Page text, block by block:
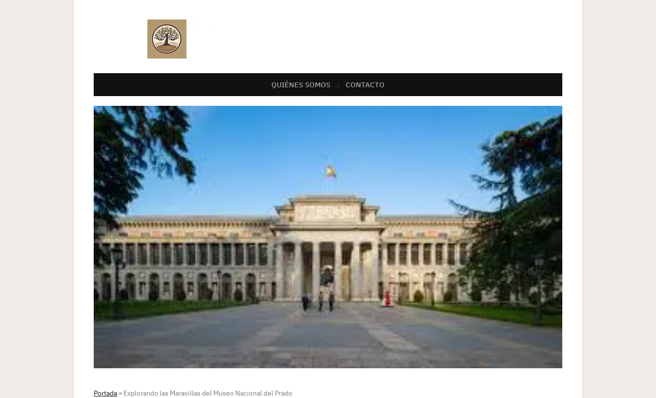
QUIÉNES SOMOS CONTACTO
Portada » Explorando las Maravillas del Museo Nacional del Prado